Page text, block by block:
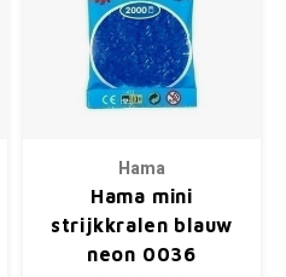
Hama
Hama mini
strijkkralen blauw
neon 0036